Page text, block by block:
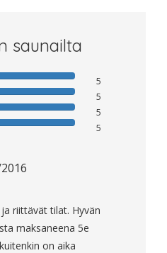
saunailta
5
5
5
5
riittävät tilat. Hyvän
maksaneena 5e
on aika